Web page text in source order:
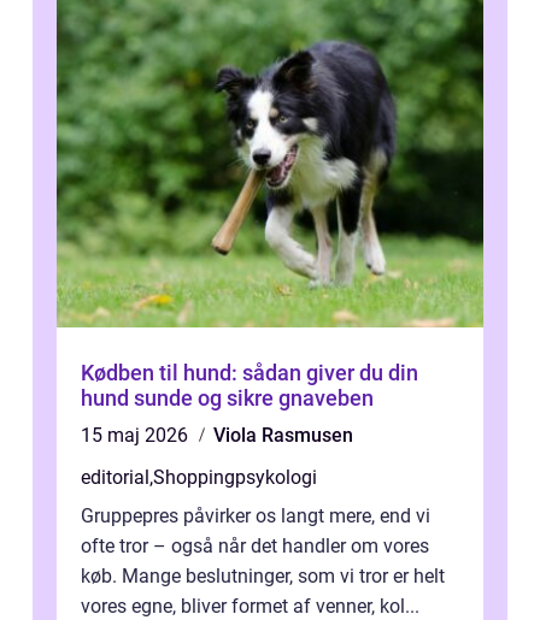
Kødben til hund: sådan giver du din
hund sunde og sikre gnaveben
15 maj 2026
Viola Rasmusen
editorial ,Shoppingpsykologi
Gruppepres påvirker os langt mere, end vi
ofte tror – også når det handler om vores
køb. Mange beslutninger, som vi tror er helt
vores egne, bliver formet af venner, kol...